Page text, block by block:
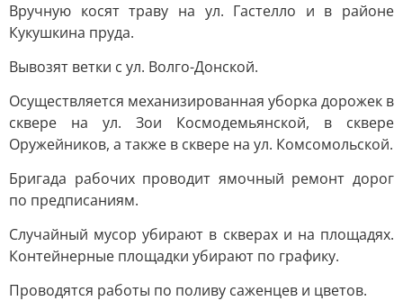
Вручную косят траву на ул. Гастелло и в районе
Кукушкина пруда.
Вывозят ветки с ул. Волго-Донской.
Осуществляется механизированная уборка дорожек в
сквере на ул. Зои Космодемьянской, в сквере
Оружейников, а также в сквере на ул. Комсомольской.
Бригада рабочих проводит ямочный ремонт дорог
по предписаниям.
Случайный мусор убирают в скверах и на площадях.
Контейнерные площадки убирают по графику.
Проводятся работы по поливу саженцев и цветов.